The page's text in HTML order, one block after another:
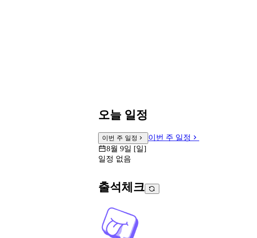
오늘 일정
이번 주 일정
이번 주 일정
8월 9일 [일]
일정 없음
출석체크